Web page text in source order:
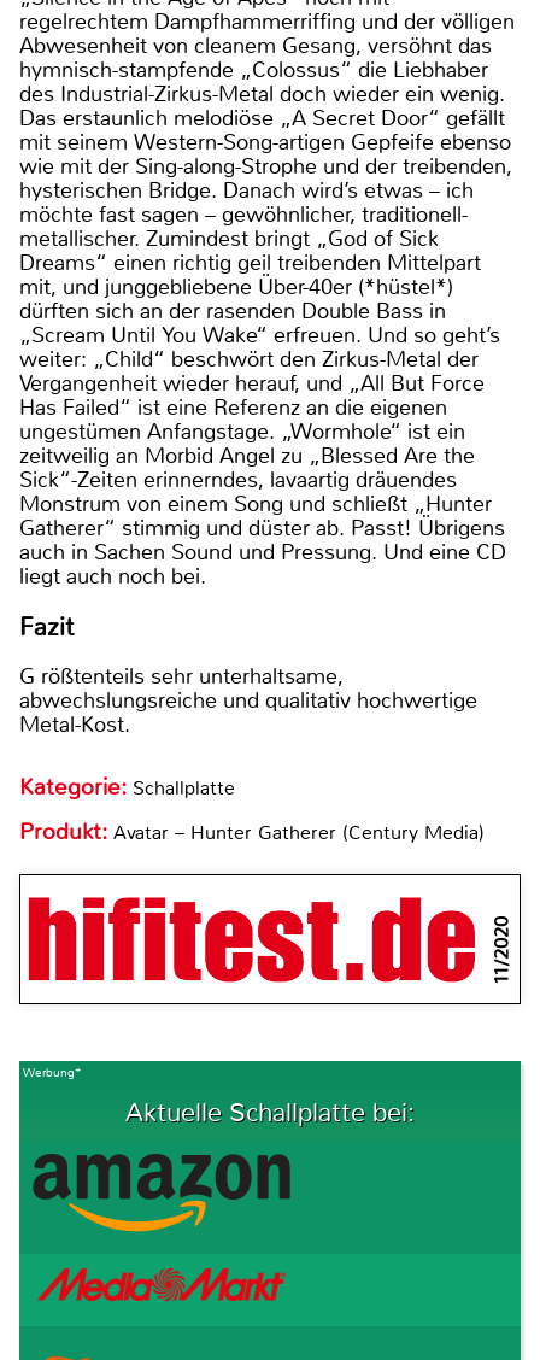
regelrechtem Dampfhammerriffing und der völligen
Abwesenheit von cleanem Gesang, versöhnt das
hymnisch-stampfende „Colossus“ die Liebhaber
des Industrial-Zirkus-Metal doch wieder ein wenig.
Das erstaunlich melodiöse „A Secret Door“ gefällt
mit seinem Western-Song-artigen Gepfeife ebenso
wie mit der Sing-along-Strophe und der treibenden,
hysterischen Bridge. Danach wird’s etwas – ich
möchte fast sagen – gewöhnlicher, traditionell-
metallischer. Zumindest bringt „God of Sick
Dreams“ einen richtig geil treibenden Mittelpart
mit, und junggebliebene Über-40er (*hüstel*)
dürften sich an der rasenden Double Bass in
„Scream Until You Wake“ erfreuen. Und so geht’s
weiter: „Child“ beschwört den Zirkus-Metal der
Vergangenheit wieder herauf, und „All But Force
Has Failed“ ist eine Referenz an die eigenen
ungestümen Anfangstage. „Wormhole“ ist ein
zeitweilig an Morbid Angel zu „Blessed Are the
Sick“-Zeiten erinnerndes, lavaartig dräuendes
Monstrum von einem Song und schließt „Hunter
Gatherer“ stimmig und düster ab. Passt! Übrigens
auch in Sachen Sound und Pressung. Und eine CD
liegt auch noch bei.
Fazit
G rößtenteils sehr unterhaltsame,
abwechslungsreiche und qualitativ hochwertige
Metal-Kost.
Kategorie: Schallplatte
Produkt: Avatar – Hunter Gatherer (Century Media)
11/2020
Werbung*
Aktuelle Schallplatte bei: